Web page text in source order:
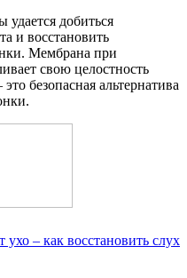
добиться
и восстановить
Мембрана при
свою целостность
безопасная альтернатива
– как восстановить слух